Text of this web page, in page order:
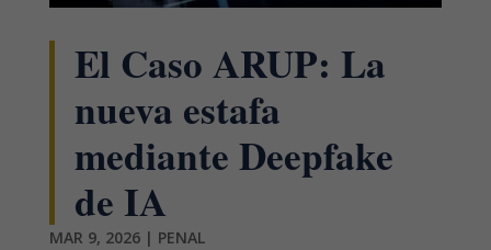
El Caso ARUP: La
nueva estafa
mediante Deepfake
de IA
MAR 9, 2026| PENAL